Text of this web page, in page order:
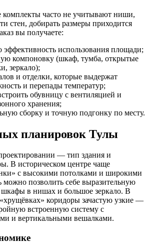
часто не учитывают ниши,
стен, добирать размеры приходится
вы получаете:
использования площади;
компоновку (шкаф, тумба, открытые
зеркало);
и отделки, которые выдержат
и перепады температур;
обувницу с вентиляцией и
хранения;
сборку и точную подгонку по месту.
планировок Тулы
— тип здания и
В историческом центре чаще
с высокими потолками и широкими
позволить себе выразительную
шкафы в нишах и большое зеркало. В
коридоры зачастую узкие —
встроенную систему с
и вертикальными вешалками.